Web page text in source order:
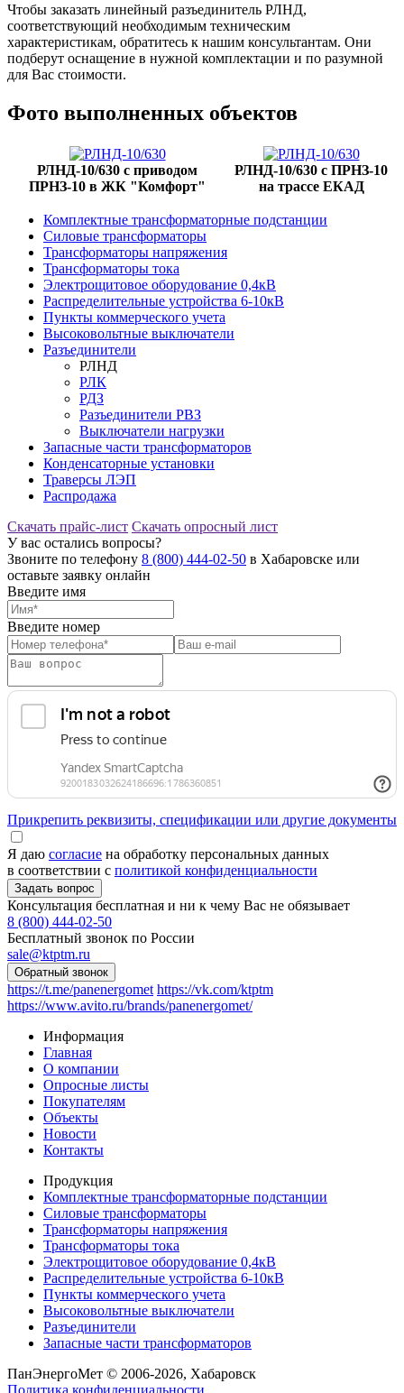
Чтобы заказать линейный разъединитель РЛНД,
соответствующий необходимым техническим
характеристикам, обратитесь к нашим консультантам. Они
подберут оснащение в нужной комплектации и по разумной
для Вас стоимости.
Фото выполненных объектов
РЛНД-10/630 с приводом
ПРНЗ-10 в ЖК "Комфорт"
РЛНД-10/630 с ПРНЗ-10
на трассе ЕКАД
Комплектные трансформаторные подстанции
Силовые трансформаторы
Трансформаторы напряжения
Трансформаторы тока
Электрощитовое оборудование 0,4кВ
Распределительные устройства 6-10кВ
Пункты коммерческого учета
Высоковольтные выключатели
Разъединители
РЛНД
РЛК
РДЗ
Разъединители РВЗ
Выключатели нагрузки
Запасные части трансформаторов
Конденсаторные установки
Траверсы ЛЭП
Распродажа
Скачать прайс-лист Скачать опросный лист
У вас остались вопросы?
Звоните по телефону 8 (800) 444-02-50 в Хабаровске или
оставьте заявку онлайн
Введите имя
Введите номер
Прикрепить реквизиты, спецификации или другие документы
Я даю согласие на обработку персональных данных
в соответствии с политикой конфиденциальности
Консультация бесплатная и ни к чему Вас не обязывает
8 (800) 444-02-50
Бесплатный звонок по России
sale@ktptm.ru
https://t.me/panenergomet https://vk.com/ktptm
https://www.avito.ru/brands/panenergomet/
Информация
Главная
О компании
Опросные листы
Покупателям
Объекты
Новости
Контакты
Продукция
Комплектные трансформаторные подстанции
Силовые трансформаторы
Трансформаторы напряжения
Трансформаторы тока
Электрощитовое оборудование 0,4кВ
Распределительные устройства 6-10кВ
Пункты коммерческого учета
Высоковольтные выключатели
Разъединители
Запасные части трансформаторов
ПанЭнергоМет © 2006-2026, Хабаровск
Политика конфиденциальности